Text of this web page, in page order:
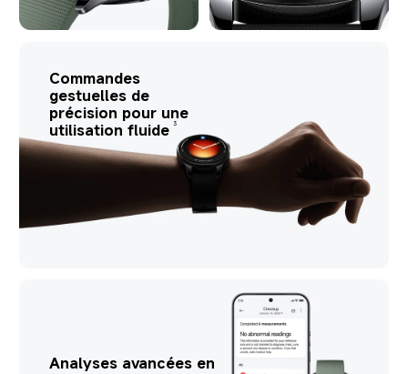
Commandes
gestuelles de
précision pour une
utilisation fluide 3
Analyses avancées en